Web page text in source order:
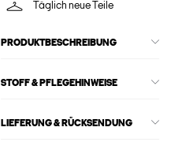
Täglich neue Teile
PRODUKTBESCHREIBUNG
STOFF & PFLEGEHINWEISE
LIEFERUNG & RÜCKSENDUNG